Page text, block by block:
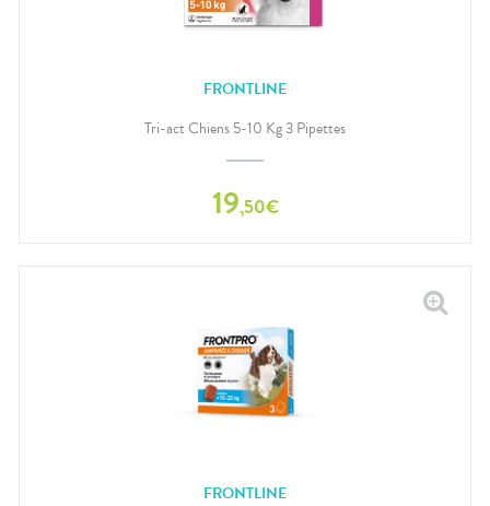
FRONTLINE
Tri-act Chiens 5-10 Kg 3 Pipettes
19,50€
FRONTLINE